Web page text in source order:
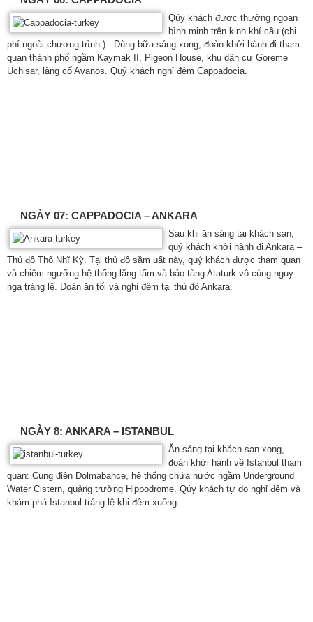
Qúy khách được thưởng ngoạn
bình minh trên kinh khí cầu (chi
phí ngoài chương trình ) . Dùng bữa sáng xong, đoàn khởi hành đi tham
quan thành phố ngầm Kaymak II, Pigeon House, khu dân cư Goreme
Uchisar, làng cổ Avanos. Quý khách nghỉ đêm Cappadocia.
NGÀY 07: CAPPADOCIA – ANKARA
Sau khi ăn sáng tại khách sạn,
quý khách khởi hành đi Ankara –
Thủ đô Thổ Nhĩ Kỳ. Tại thủ đô sầm uất này, quý khách được tham quan
và chiêm ngưỡng hệ thống lăng tẩm và bảo tàng Ataturk vô cùng nguy
nga tráng lệ. Đoàn ăn tối và nghỉ đêm tại thủ đô Ankara.
NGÀY 8: ANKARA – ISTANBUL
Ăn sáng tại khách sạn xong,
đoàn khởi hành về Istanbul tham
quan: Cung điện Dolmabahce, hệ thống chứa nước ngầm Underground
Water Cistern, quảng trường Hippodrome. Qúy khách tự do nghỉ đêm và
khám phá Istanbul tráng lệ khi đêm xuống.